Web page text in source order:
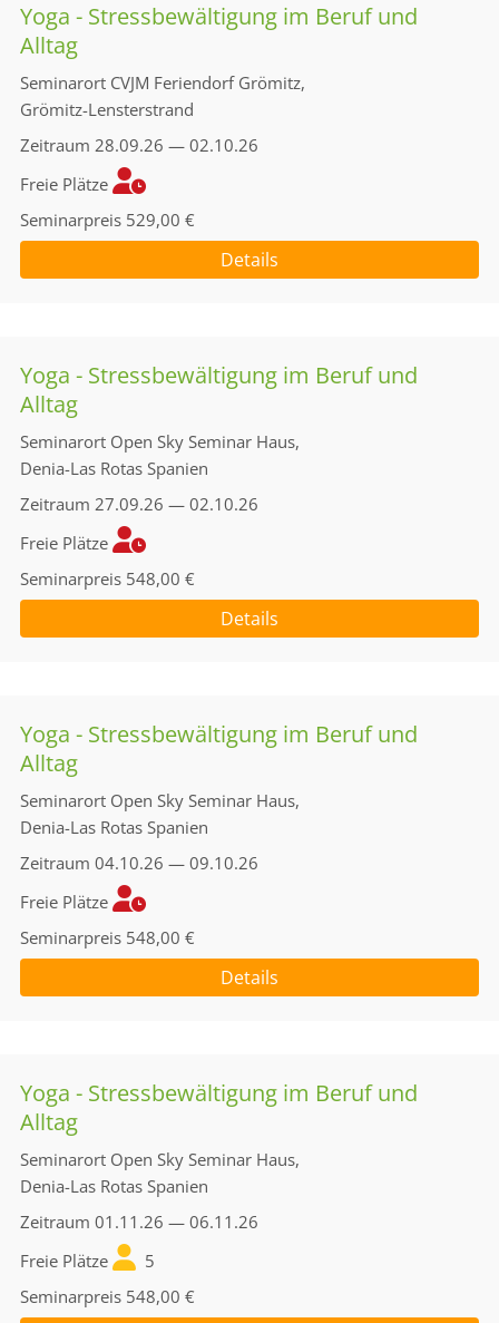
Yoga - Stressbewältigung im Beruf und
Alltag
Seminarort CVJM Feriendorf Grömitz,
Grömitz-Lensterstrand
Zeitraum 28.09.26 — 02.10.26
Freie Plätze
Seminarpreis 529,00 €
Details
Yoga - Stressbewältigung im Beruf und
Alltag
Seminarort Open Sky Seminar Haus,
Denia-Las Rotas Spanien
Zeitraum 27.09.26 — 02.10.26
Freie Plätze
Seminarpreis 548,00 €
Details
Yoga - Stressbewältigung im Beruf und
Alltag
Seminarort Open Sky Seminar Haus,
Denia-Las Rotas Spanien
Zeitraum 04.10.26 — 09.10.26
Freie Plätze
Seminarpreis 548,00 €
Details
Yoga - Stressbewältigung im Beruf und
Alltag
Seminarort Open Sky Seminar Haus,
Denia-Las Rotas Spanien
Zeitraum 01.11.26 — 06.11.26
Freie Plätze
5
Seminarpreis 548,00 €